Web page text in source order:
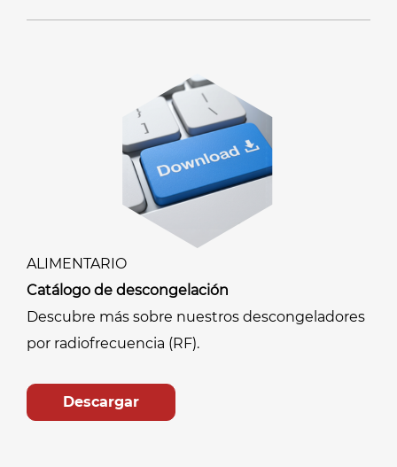
ALIMENTARIO
Catálogo de descongelación
Descubre más sobre nuestros descongeladores
por radiofrecuencia (RF).
Descargar